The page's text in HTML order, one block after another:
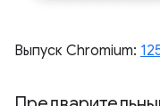
Выпуск Chromium: